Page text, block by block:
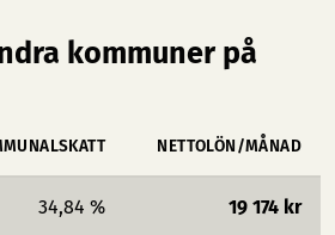
kommuner på
NETTOLÖN/MÅNAD
34,84 % 19 174 kr